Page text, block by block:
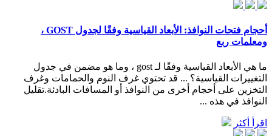
أحجام فتحات النوافذ: الأبعاد القياسية وفقًا لجدول GOST ،
ومعلمات ربع
ما هي الأبعاد القياسية وفقًا لـ gost ، وما هو مضمن في جدول
التغييرات القياسية؟ ... قد تحتوي غرف النوم والحمامات وغرف
التخزين على أحجام أخرى من النوافذ أو المسافات البادئة.تقليل
النوافذ في هذه ...
اقرأ أكثر